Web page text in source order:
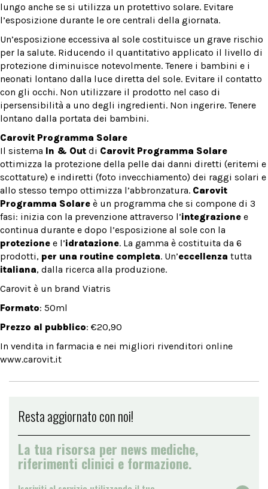
lungo anche se si utilizza un protettivo solare. Evitare
l’esposizione durante le ore centrali della giornata.
Un’esposizione eccessiva al sole costituisce un grave rischio
per la salute. Riducendo il quantitativo applicato il livello di
protezione diminuisce notevolmente. Tenere i bambini e i
neonati lontano dalla luce diretta del sole. Evitare il contatto
con gli occhi. Non utilizzare il prodotto nel caso di
ipersensibilità a uno degli ingredienti. Non ingerire. Tenere
lontano dalla portata dei bambini.
Carovit Programma Solare
Il sistema In & Out di Carovit Programma Solare
ottimizza la protezione della pelle dai danni diretti (eritemi e
scottature) e indiretti (foto invecchiamento) dei raggi solari e
allo stesso tempo ottimizza l’abbronzatura. Carovit
Programma Solare è un programma che si compone di 3
fasi: inizia con la prevenzione attraverso l’integrazione e
continua durante e dopo l’esposizione al sole con la
protezione e l’idratazione. La gamma è costituita da 6
prodotti, per una routine completa. Un’eccellenza tutta
italiana, dalla ricerca alla produzione.
Carovit è un brand Viatris
Formato: 50ml
Prezzo al pubblico: €20,90
In vendita in farmacia e nei migliori rivenditori online
www.carovit.it
Resta aggiornato con noi!
La tua risorsa per news mediche,
riferimenti clinici e formazione.